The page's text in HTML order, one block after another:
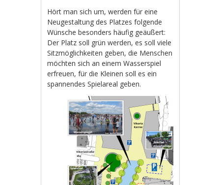
Hört man sich um, werden für eine
Neugestaltung des Platzes folgende
Wünsche besonders häufig geäußert:
Der Platz soll grün werden, es soll viele
Sitzmöglichkeiten geben, die Menschen
möchten sich an einem Wasserspiel
erfreuen, für die Kleinen soll es ein
spannendes Spielareal geben.